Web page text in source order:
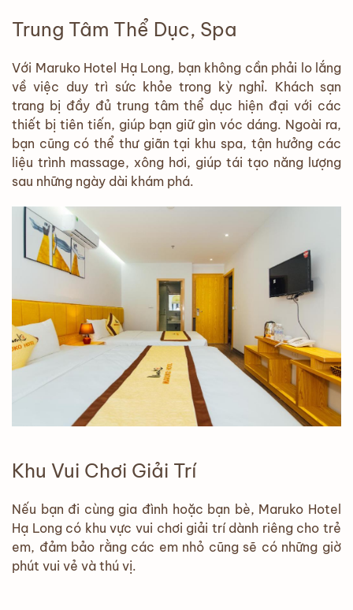
Trung Tâm Thể Dục, Spa
Với Maruko Hotel Hạ Long, bạn không cần phải lo lắng
về việc duy trì sức khỏe trong kỳ nghỉ. Khách sạn
trang bị đầy đủ trung tâm thể dục hiện đại với các
thiết bị tiên tiến, giúp bạn giữ gìn vóc dáng. Ngoài ra,
bạn cũng có thể thư giãn tại khu spa, tận hưởng các
liệu trình massage, xông hơi, giúp tái tạo năng lượng
sau những ngày dài khám phá.
Khu Vui Chơi Giải Trí
Nếu bạn đi cùng gia đình hoặc bạn bè, Maruko Hotel
Hạ Long có khu vực vui chơi giải trí dành riêng cho trẻ
em, đảm bảo rằng các em nhỏ cũng sẽ có những giờ
phút vui vẻ và thú vị.